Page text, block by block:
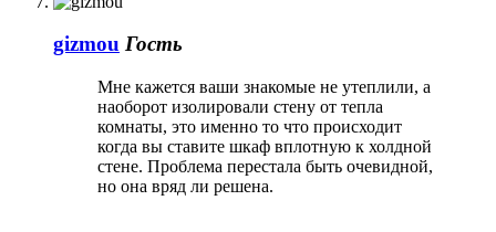
gizmou Гость
Мне кажется ваши знакомые не утеплили, а
наоборот изолировали стену от тепла
комнаты, это именно то что происходит
когда вы ставите шкаф вплотную к холдной
стене. Проблема перестала быть очевидной,
но она вряд ли решена.